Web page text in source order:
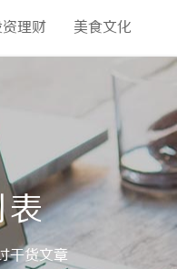
理财 美食文化
表
干货文章